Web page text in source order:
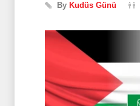
By Kudüs Günü